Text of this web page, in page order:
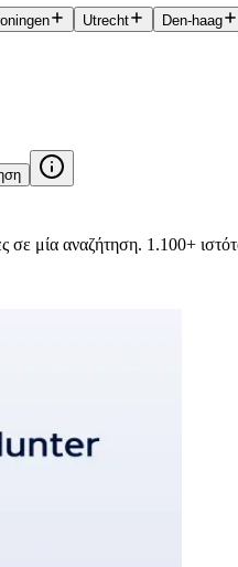
Utrecht Den-haag
σε μία αναζήτηση. 1.100+